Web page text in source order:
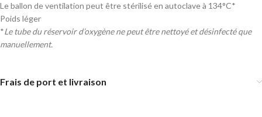
Le ballon de ventilation peut être stérilisé en autoclave à 134°C*
Poids léger
*Le tube du réservoir d’oxygène ne peut être nettoyé et désinfecté que
manuellement.
Frais de port et livraison